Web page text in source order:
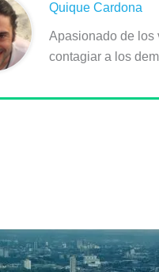
Quique Cardona
Apasionado de los
contagiar a los